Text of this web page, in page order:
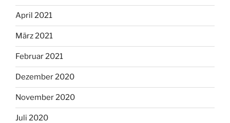
April 2021
März 2021
Februar 2021
Dezember 2020
November 2020
Juli 2020